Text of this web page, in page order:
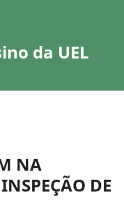
da UEL
NA
DE